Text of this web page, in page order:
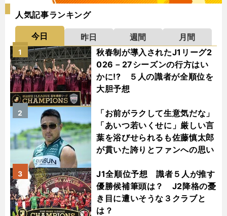
人気記事ランキング
今日 昨日 週間
月間
秋春制が導入されたJ1リーグ2
026－27シーズンの行方はい
かに!? ５人の識者が全順位を
大胆予想
1
「お前がラクして生意気だな」
「あいつ若いくせに」厳しい言
葉を浴びせられるも佐藤慎太郎
が貫いた誇りとファンへの思い
2
J1全順位予想 識者５人が推す
優勝候補筆頭は？ J2降格の憂
き目に遭いそうな３クラブと
は？
3